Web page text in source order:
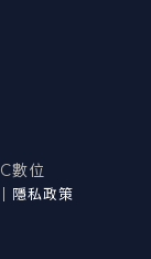
數位
隱私政策